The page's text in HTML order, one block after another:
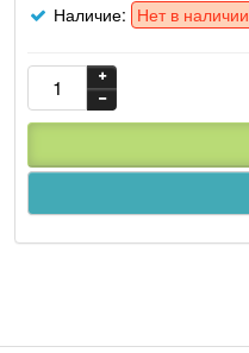
Наличие: Нет в наличии